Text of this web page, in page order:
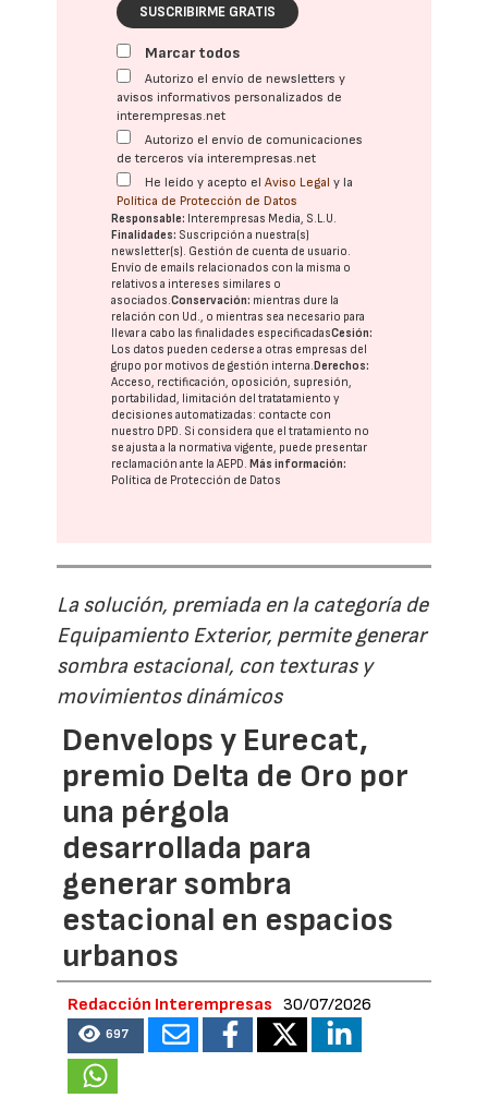
SUSCRIBIRME GRATIS
Marcar todos
Autorizo el envío de newsletters y
avisos informativos personalizados de
interempresas.net
Autorizo el envío de comunicaciones
de terceros vía interempresas.net
He leído y acepto elAviso Legal y la
Política de Protección de Datos
Responsable: Interempresas Media, S.L.U.
Finalidades: Suscripción a nuestra(s)
newsletter(s). Gestión de cuenta de usuario.
Envío de emails relacionados con la misma o
relativos a intereses similares o
asociados.Conservación: mientras dure la
relación con Ud., o mientras sea necesario para
llevar a cabo las finalidades especificadasCesión:
Los datos pueden cederse a otras empresas del
grupo por motivos de gestión interna.Derechos:
Acceso, rectificación, oposición, supresión,
portabilidad, limitación del tratatamiento y
decisiones automatizadas: contacte con
nuestro DPD. Si considera que el tratamiento no
se ajusta a la normativa vigente, puede presentar
reclamación ante laAEPD.Más información:
Política de Protección de Datos
La solución, premiada en la categoría de
Equipamiento Exterior, permite generar
sombra estacional, con texturas y
movimientos dinámicos
Denvelops y Eurecat,
premio Delta de Oro por
una pérgola
desarrollada para
generar sombra
estacional en espacios
urbanos
Redacción Interempresas 30/07/2026
697